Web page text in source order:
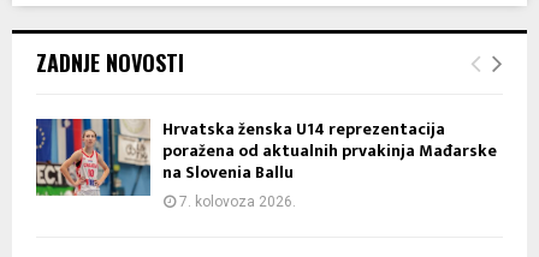
ZADNJE NOVOSTI
Hrvatska ženska U14 reprezentacija
poražena od aktualnih prvakinja Mađarske
na Slovenia Ballu
7. kolovoza 2026.